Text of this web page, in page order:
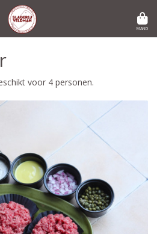
MAND
voor 4 personen.